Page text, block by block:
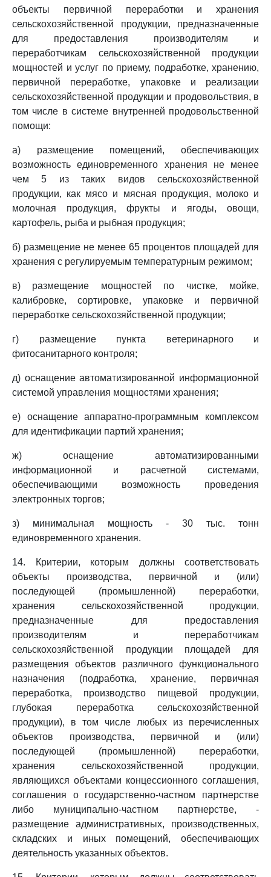
объекты первичной переработки и хранения
сельскохозяйственной продукции, предназначенные
для предоставления производителям и
переработчикам сельскохозяйственной продукции
мощностей и услуг по приему, подработке, хранению,
первичной переработке, упаковке и реализации
сельскохозяйственной продукции и продовольствия, в
том числе в системе внутренней продовольственной
помощи:
а) размещение помещений, обеспечивающих
возможность единовременного хранения не менее
чем 5 из таких видов сельскохозяйственной
продукции, как мясо и мясная продукция, молоко и
молочная продукция, фрукты и ягоды, овощи,
картофель, рыба и рыбная продукция;
б) размещение не менее 65 процентов площадей для
хранения с регулируемым температурным режимом;
в) размещение мощностей по чистке, мойке,
калибровке, сортировке, упаковке и первичной
переработке сельскохозяйственной продукции;
г) размещение пункта ветеринарного и
фитосанитарного контроля;
д) оснащение автоматизированной информационной
системой управления мощностями хранения;
е) оснащение аппаратно-программным комплексом
для идентификации партий хранения;
ж) оснащение автоматизированными
информационной и расчетной системами,
обеспечивающими возможность проведения
электронных торгов;
з) минимальная мощность - 30 тыс. тонн
единовременного хранения.
14. Критерии, которым должны соответствовать
объекты производства, первичной и (или)
последующей (промышленной) переработки,
хранения сельскохозяйственной продукции,
предназначенные для предоставления
производителям и переработчикам
сельскохозяйственной продукции площадей для
размещения объектов различного функционального
назначения (подработка, хранение, первичная
переработка, производство пищевой продукции,
глубокая переработка сельскохозяйственной
продукции), в том числе любых из перечисленных
объектов производства, первичной и (или)
последующей (промышленной) переработки,
хранения сельскохозяйственной продукции,
являющихся объектами концессионного соглашения,
соглашения о государственно-частном партнерстве
либо муниципально-частном партнерстве, -
размещение административных, производственных,
складских и иных помещений, обеспечивающих
деятельность указанных объектов.